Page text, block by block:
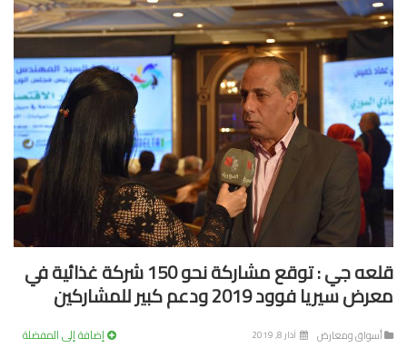
قلعه جي : توقع مشاركة نحو 150 شركة غذائية في
فوود 2019 ودعم كبير للمشاركين
ومعارض آذار 8, 2019 إضافة إلى المفضلة